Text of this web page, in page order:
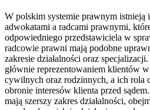
W polskim systemie prawnym istnieją
adwokatami a radcami prawnymi,
odpowiedniego przedstawiciela w
radcowie prawni mają podobne
zakresie działalności oraz
głównie reprezentowaniem klientów
cywilnych oraz rodzinnych, a ich rola
obronie interesów klienta przed
mają szerszy zakres działalności,